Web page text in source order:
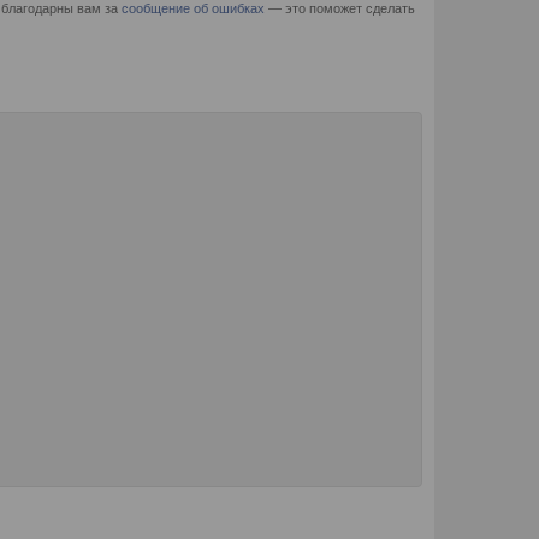
вам за сообщение об ошибках — это поможет сделать